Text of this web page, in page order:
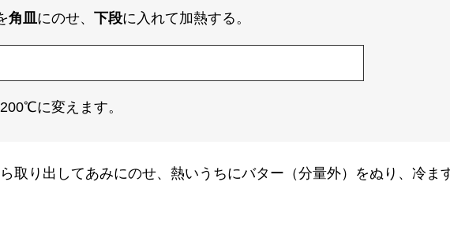
角皿 にのせ、 下段に入れて加熱する。
に変えます。
取り出してあみにのせ、熱いうちにバター（分量外）をぬり、冷ま